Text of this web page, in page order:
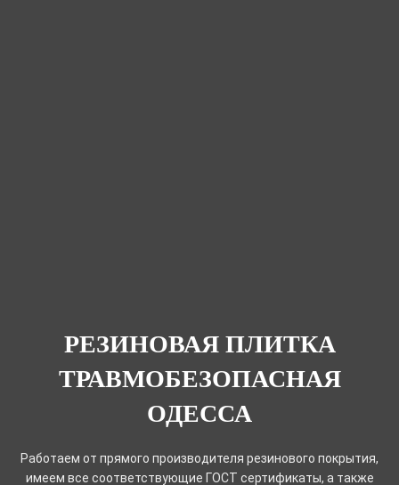
РЕЗИНОВАЯ ПЛИТКА
ТРАВМОБЕЗОПАСНАЯ
ОДЕССА
Работаем от прямого производителя резинового покрытия,
имеем все соответствующие ГОСТ сертификаты, а также